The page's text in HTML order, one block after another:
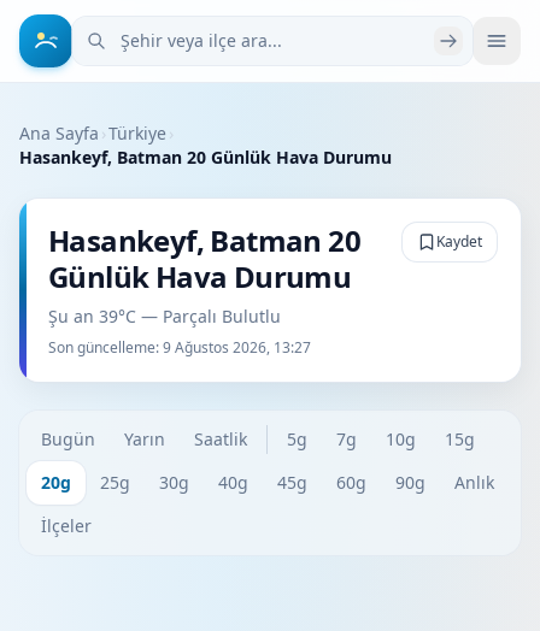
Şehir veya ilçe ara
Ana Sayfa ›Türkiye›
Hasankeyf, Batman 20 Günlük Hava Durumu
Hasankeyf, Batman 20
Günlük Hava Durumu
Şu an 39°C — Parçalı Bulutlu
Son güncelleme:9 Ağustos 2026, 13:27
Kaydet
Bugün Yarın Saatlik 5g 7g 10g
15g
20g
25g 30g 40g 45g 60g 90g
Anlık
İlçeler